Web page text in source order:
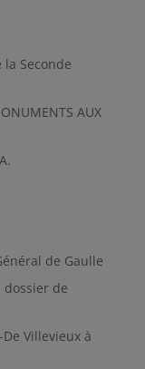
Seconde
AUX
de Gaulle
dossier de
De Villevieux à